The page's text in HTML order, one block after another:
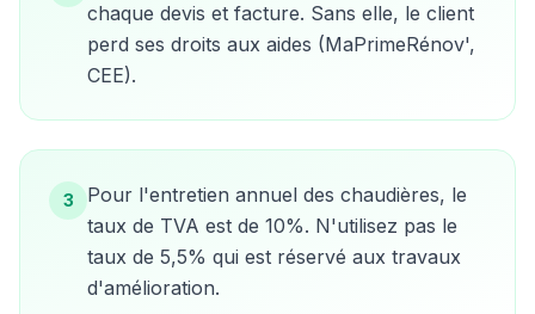
chaque devis et facture. Sans elle, le client
perd ses droits aux aides (MaPrimeRénov',
CEE).
3
Pour l'entretien annuel des chaudières, le
taux de TVA est de 10%. N'utilisez pas le
taux de 5,5% qui est réservé aux travaux
d'amélioration.